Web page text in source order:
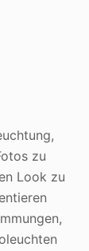
zu
Look zu